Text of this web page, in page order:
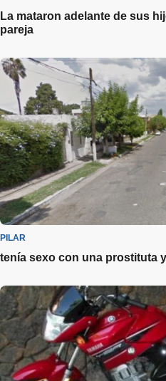
La mataron adelante de sus
pareja
PILAR
tenía sexo con una prostituta